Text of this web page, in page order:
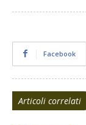
Facebook
Articoli correlati